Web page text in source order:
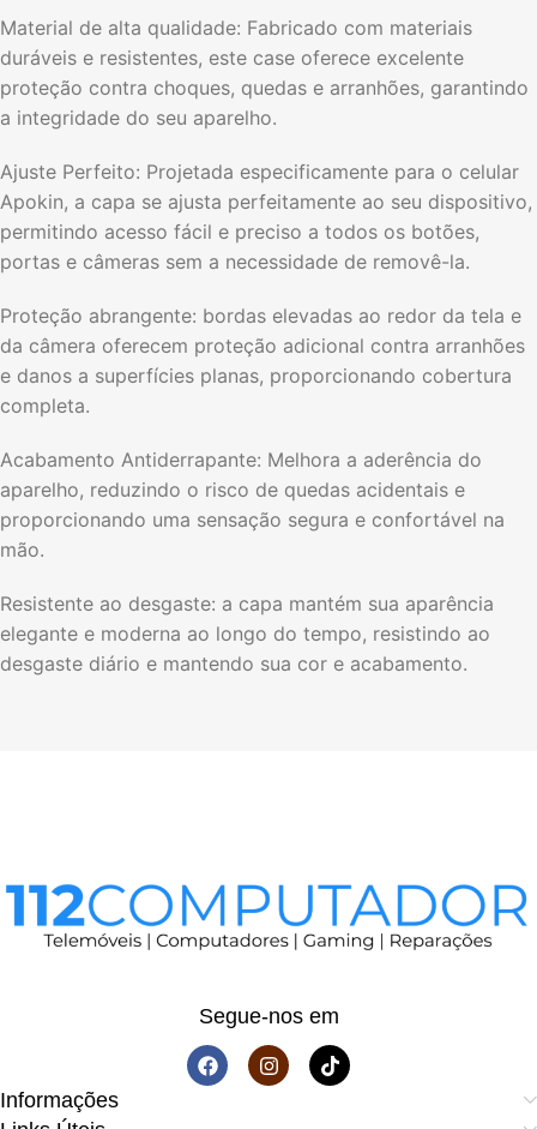
Material de alta qualidade: Fabricado com materiais
duráveis ​​e resistentes, este case oferece excelente
proteção contra choques, quedas e arranhões, garantindo
a integridade do seu aparelho.
Ajuste Perfeito: Projetada especificamente para o celular
Apokin, a capa se ajusta perfeitamente ao seu dispositivo,
permitindo acesso fácil e preciso a todos os botões,
portas e câmeras sem a necessidade de removê-la.
Proteção abrangente: bordas elevadas ao redor da tela e
da câmera oferecem proteção adicional contra arranhões
e danos a superfícies planas, proporcionando cobertura
completa.
Acabamento Antiderrapante: Melhora a aderência do
aparelho, reduzindo o risco de quedas acidentais e
proporcionando uma sensação segura e confortável na
mão.
Resistente ao desgaste: a capa mantém sua aparência
elegante e moderna ao longo do tempo, resistindo ao
desgaste diário e mantendo sua cor e acabamento.
Segue-nos em
Informações